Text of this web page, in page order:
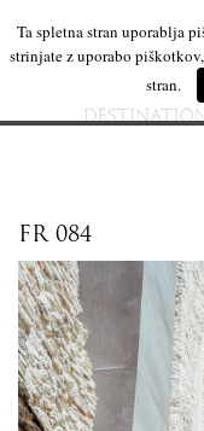
FR 084
Ta spletna stran uporablja
strinjate z uporabo
stran.